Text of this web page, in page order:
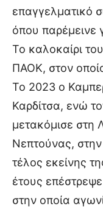
επαγγελματικό
όπου παρέμεινε
Το καλοκαίρι
ΠΑΟΚ, στον
Το 2023 ο
Καρδίτσα, ενώ
μετακόμισε στη
Νεπτούνας, στην
τέλος εκείνης
έτους
στην οποία